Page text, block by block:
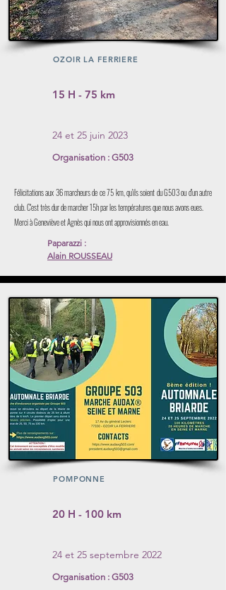
OZOIR LA FERRIERE
15 H - 75 km
24 et 25 juin 2023
Organisation : G503
Félicitations aux 36 marcheurs de ce 75 km, qu'ils soient du G503 ou d'un autre
club. C'est très dur de marcher 15h par les températures que nous avons eues.
Merci à Geneviève et Agnès qui nous ont approvisionnés en eau.
Paparazzi :
Alain ROUSSEAU
Lien sur les noms
Voir
POMPONNE
20 H - 100 km
24 et 25 septembre 2022
Organisation : G503